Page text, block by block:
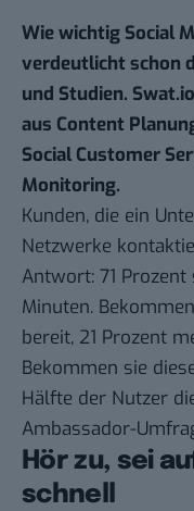
Wie wichtig Social
verdeutlicht schon
und Studien. Swat.io
aus Content
Social Customer
Monitoring.
Kunden, die ein
Netzwerke
Antwort: 71
Minuten.
bereit, 21 Prozent
Bekommen sie
Hälfte der Nutzer
Ambassador-
Hör zu, sei
schnell